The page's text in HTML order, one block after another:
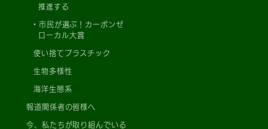
推進する
市民が選ぶ！カーボンゼ
ローカル大賞
使い捨てプラスチック
生物多様性
海洋生態系
報道関係者の皆様へ
今、私たちが取り組んでいる